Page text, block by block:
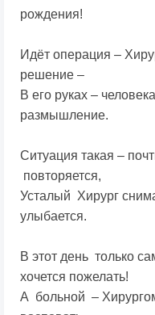
рождения!
Идёт операция –
решение –
В его руках –
размышление.
Ситуация такая –
повторяется,
Усталый Хирург
улыбается.
В этот день только
хочется пожелать!
А больной –